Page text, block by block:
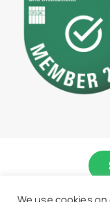
We use cookies